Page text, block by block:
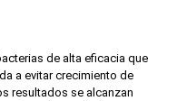
de alta eficacia que
a evitar crecimiento de
resultados se alcanzan